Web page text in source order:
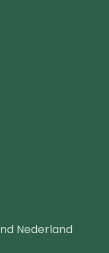
Nederland